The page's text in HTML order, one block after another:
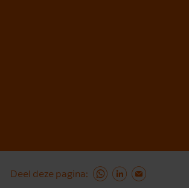
Deel deze pagina